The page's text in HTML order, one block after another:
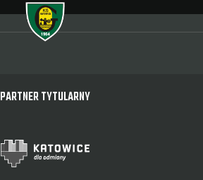
PARTNER TYTULARNY